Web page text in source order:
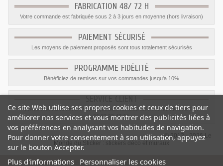
FABRICATION 48/ 72 H
Votre commande est fabriquée sous 2 à 3 jours en moyenne (hors livraison)
PAIEMENT SÉCURISÉ
Les moyens de paiement proposés sont tous totalement sécurisés
PROGRAMME FIDÉLITÉ
Bénéficiez de remises sur vos commandes jusqu'a 10%
Le service client est a votre disposition du lundi au vendredi de 8h à 17h
09.82.28.47.69.
© 2012 - 2026 Le
Monde du Sticker :
stickers déco et muraux
Ce site Web utilise ses propres cookies et ceux de tiers pour
améliorer nos services et vous montrer des publicités liées à
vos préférences en analysant vos habitudes de navigation.
Pour donner votre consentement à son utilisation, appuyez
sur le bouton Accepter.
Plus d'informations Personnaliser les cookies